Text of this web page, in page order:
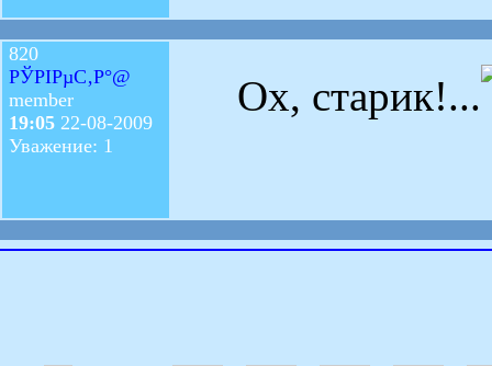
820
РЎРІРµС‚Р°@
member
19:05 22-08-2009
Уважение: 1
Ох, старик!...